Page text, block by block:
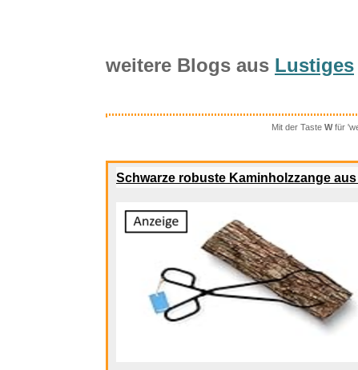
weitere Blogs aus Lustiges
Mit der Taste Wfür
Schwarze robuste Kaminholzzange